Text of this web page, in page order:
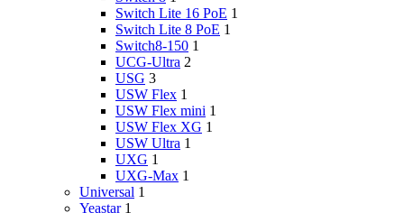
Switch Lite 16 PoE 1
Switch Lite 8 PoE 1
Switch8-150 1
UCG-Ultra 2
USG 3
USW Flex 1
USW Flex mini 1
USW Flex XG 1
USW Ultra 1
UXG 1
UXG-Max 1
Universal 1
Yeastar 1